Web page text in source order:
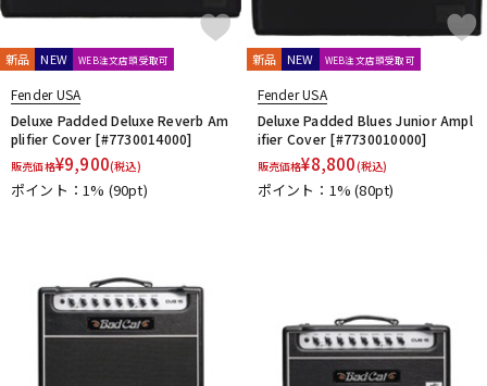
新品 NEW WEB注文店頭受取可
Fender USA
Deluxe Padded Deluxe Reverb Am
plifier Cover [#7730014000]
販売価格¥9,900(税込)
ポイント：1% (90pt)
新品 NEW WEB注文店頭受取可
Fender USA
Deluxe Padded Blues Junior Ampl
ifier Cover [#7730010000]
販売価格¥8,800(税込)
ポイント：1%(80pt)